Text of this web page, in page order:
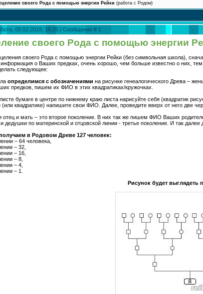
своего Рода с помощью энергии Рейки (работа с Родом)
09.02.2019, 16:25 | Сообщение # 1
своего Рода с помощью энергии
своего Рода с помощью энергии Рейки (без символьная школа),
информация о Ваших предках, очень хорошо, чем больше известно о них,
следующее:
определимся с обозначениями на рисунке генеалогического Древа –
предков, пишем их ФИО в этих квадратиках/кружочках.
бумаге в центре по нижнему краю листа нарисуйте себя (квадратик
(или квадратике) напишите свои ФИО. Далее, проведите вверх от него две
отец и мать – это второе поколение. В них так же пишем ФИО Ваших
дедушки по материнской и отцовской линии - третье поколение. И так далее
в Родовом Древе 127 человек:
– 64 человека,
– 32,
– 16,
– 8,
– 4,
– 1.
Рисунок будет выглядеть